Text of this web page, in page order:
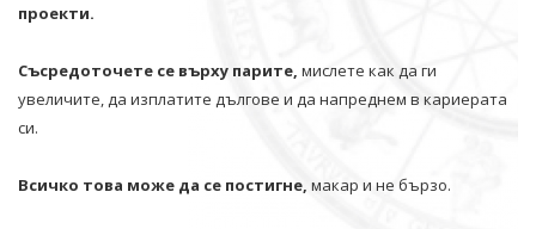
проекти.
Съсредоточете се върху парите, мислете как да ги
увеличите, да изплатите дългове и да напреднем в кариерата
си.
Всичко това може да се постигне, макар и не бързо.